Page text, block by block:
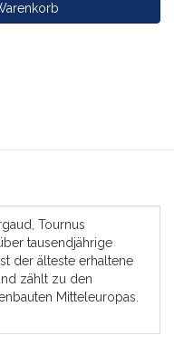
Tournus
tausendjährige
der älteste erhaltene
zählt zu den
Mitteleuropas.